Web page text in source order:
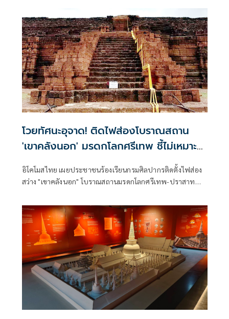
โวยทัศนะอุจาด! ติดไฟส่องโบราณสถาน
'เขาคลังนอก' มรดกโลกศรีเทพ ชี้ไม่เหมาะ
อิโคโมสไทย เผยประชาชนร้องเรียนกรมศิลปากรติดตั้งไฟส่อง
สว่าง "เขาคลังนอก" โบราณสถานมรดกโลกศรีเทพ-ปราสาท
เวท” ร่อนหนังสือถึงนายกฯ - รมว.วัฒนธรรม ห่วงกระทบทำ
เสนอขึ้นทะเบียน “ปราสาทเมืองต่ำ” เป็นมรดกโลก